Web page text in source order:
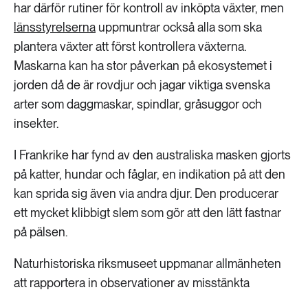
har därför rutiner för kontroll av inköpta växter, men
länsstyrelserna uppmuntrar också alla som ska
plantera växter att först kontrollera växterna.
Maskarna kan ha stor påverkan på ekosystemet i
jorden då de är rovdjur och jagar viktiga svenska
arter som daggmaskar, spindlar, gråsuggor och
insekter.
I Frankrike har fynd av den australiska masken gjorts
på katter, hundar och fåglar, en indikation på att den
kan sprida sig även via andra djur. Den producerar
ett mycket klibbigt slem som gör att den lätt fastnar
på pälsen.
Naturhistoriska riksmuseet uppmanar allmänheten
att rapportera in observationer av misstänkta